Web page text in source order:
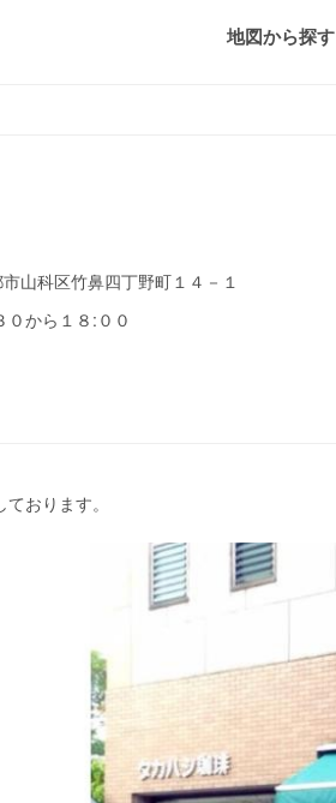
地図から探す
山科区竹鼻四丁野町１４－１
０から１８:００
おります。